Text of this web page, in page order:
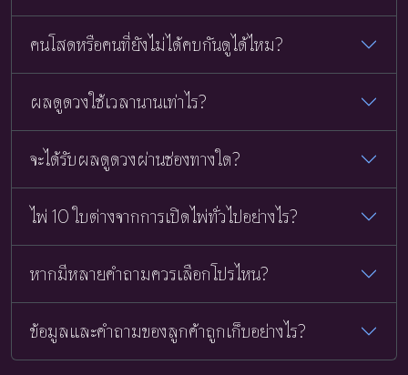
คนโสดหรือคนที่ยังไม่ได้คบกันดูได้ไหม?
ผลดูดวงใช้เวลานานเท่าไร?
จะได้รับผลดูดวงผ่านช่องทางใด?
ไพ่ 10 ใบต่างจากการเปิดไพ่ทั่วไปอย่างไร?
หากมีหลายคำถามควรเลือกโปรไหน?
ข้อมูลและคำถามของลูกค้าถูกเก็บอย่างไร?